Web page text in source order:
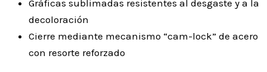
Gráficas sublimadas resistentes al desgaste y a la
decoloración
Cierre mediante mecanismo “cam-lock” de acero
con resorte reforzado